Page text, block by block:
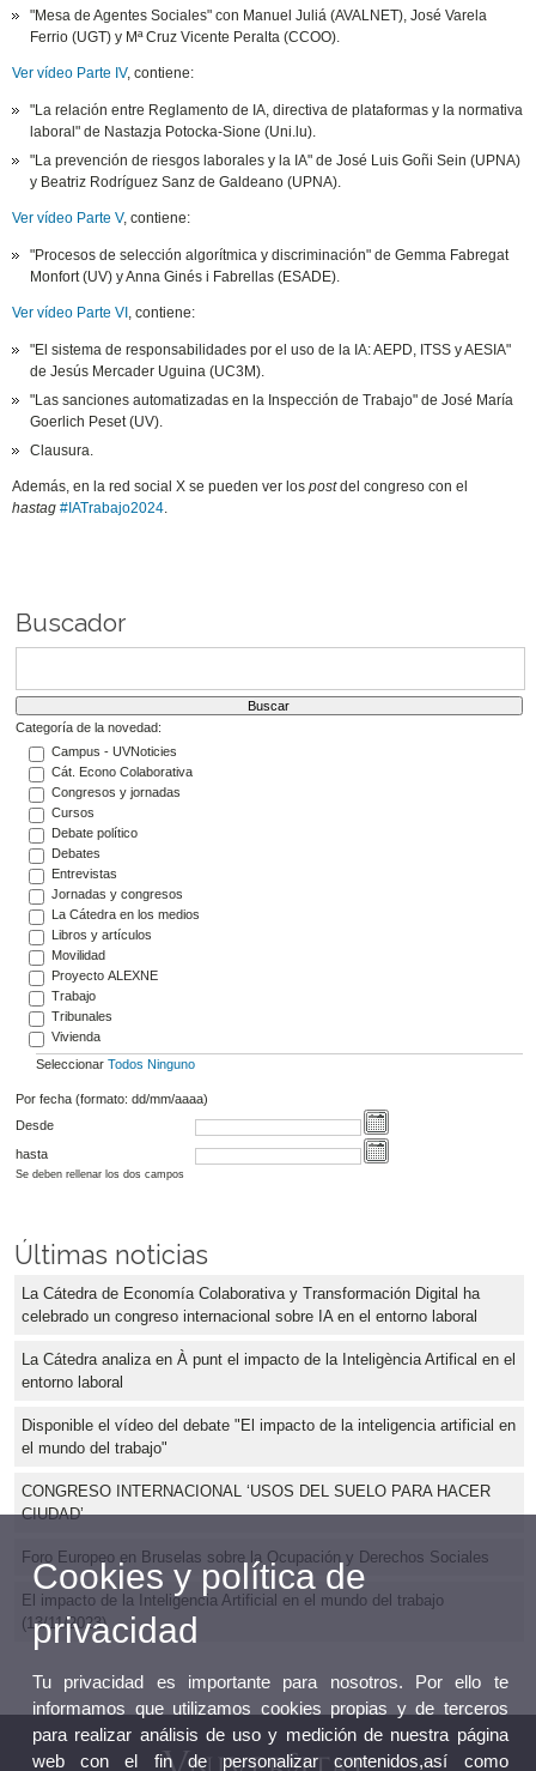
"Mesa de Agentes Sociales" con Manuel Juliá (AVALNET), José Varela
Ferrio (UGT) y Mª Cruz Vicente Peralta (CCOO).
Ver vídeo Parte IV, contiene:
"La relación entre Reglamento de IA, directiva de plataformas y la normativa
laboral" de Nastazja Potocka-Sione (Uni.lu).
"La prevención de riesgos laborales y la IA" de José Luis Goñi Sein (UPNA)
y Beatriz Rodríguez Sanz de Galdeano (UPNA).
Ver vídeo Parte V, contiene:
"Procesos de selección algorítmica y discriminación" de Gemma Fabregat
Monfort (UV) y Anna Ginés i Fabrellas (ESADE).
Ver vídeo Parte VI , contiene:
"El sistema de responsabilidades por el uso de la IA: AEPD, ITSS y AESIA"
de Jesús Mercader Uguina (UC3M).
"Las sanciones automatizadas en la Inspección de Trabajo" de José María
Goerlich Peset (UV).
Clausura.
Además, en la red social X se pueden ver lospostdel congreso con el
hastag#IATrabajo2024.
Buscador
Categoría de la novedad:
Campus - UVNoticies
Cát. Econo Colaborativa
Congresos y jornadas
Cursos
Debate político
Debates
Entrevistas
Jornadas y congresos
La Cátedra en los medios
Libros y artículos
Movilidad
Proyecto ALEXNE
Trabajo
Tribunales
Vivienda
Seleccionar Todos Ninguno
Por fecha (formato: dd/mm/aaaa)
Desde
hasta
Se deben rellenar los dos campos
Últimas noticias
La Cátedra de Economía Colaborativa y Transformación Digital ha
celebrado un congreso internacional sobre IA en el entorno laboral
La Cátedra analiza en À punt el impacto de la Inteligència Artifical en el
entorno laboral
Disponible el vídeo del debate "El impacto de la inteligencia artificial en
el mundo del trabajo"
CONGRESO INTERNACIONAL ‘USOS DEL SUELO PARA HACER
CIUDAD’
Foro Europeo en Bruselas sobre la Ocupación y Derechos Sociales
El impacto de la Inteligencia Artificial en el mundo del trabajo
(13/11/2023)
Cookies y política de
privacidad
Tu privacidad es importante para nosotros. Por ello te
informamos que utilizamos cookies propias y de terceros
para realizar análisis de uso y medición de nuestra página
web con el fin de personalizar contenidos,así como